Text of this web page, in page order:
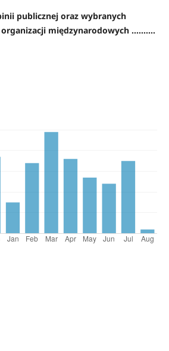
publicznej oraz wybranych
międzynarodowych ..........